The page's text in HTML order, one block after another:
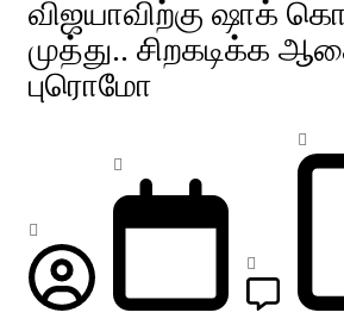
விஜயாவிற்கு ஷாக்
முத்து.. சிறகடிக்க
புரொமோ